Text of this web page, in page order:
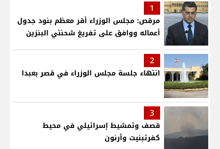
1
مرقص: مجلس الوزراء أقر معظم بنود جدول
أعماله ووافق على تفريغ شحنتي البنزين
2
انتهاء جلسة مجلس الوزراء في قصر بعبدا
3
قصف وتمشيط إسرائيلي في محيط
كفرتبنيت وأرنون